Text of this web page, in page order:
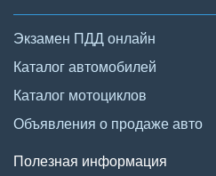
Экзамен ПДД онлайн
Каталог автомобилей
Каталог мотоциклов
Объявления о продаже авто
Полезная информация